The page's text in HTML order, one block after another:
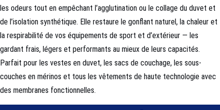
les odeurs tout en empêchant l’agglutination ou le collage du duvet et
de l’isolation synthétique. Elle restaure le gonflant naturel, la chaleur et
la respirabilité de vos équipements de sport et d’extérieur — les
gardant frais, légers et performants au mieux de leurs capacités.
Parfait pour les vestes en duvet, les sacs de couchage, les sous-
couches en mérinos et tous les vêtements de haute technologie avec
des membranes fonctionnelles.